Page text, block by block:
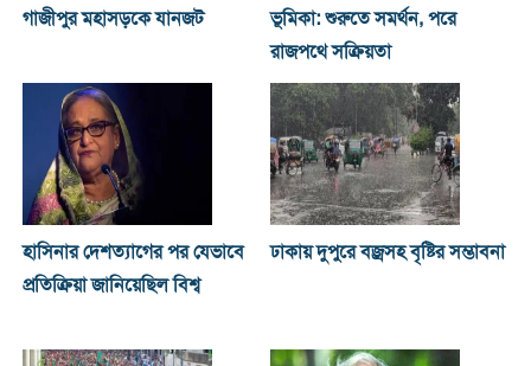
গাজীপুর মহাসড়কে যানজট
ভূমিকা: শুরুতে সমর্থন, পরে
রাজপথে সক্রিয়তা
হাসিনার দেশত্যাগের পর যেভাবে
প্রতিক্রিয়া জানিয়েছিল বিশ্ব
ঢাকায় দুপুরে বজ্রসহ বৃষ্টির সম্ভাবনা